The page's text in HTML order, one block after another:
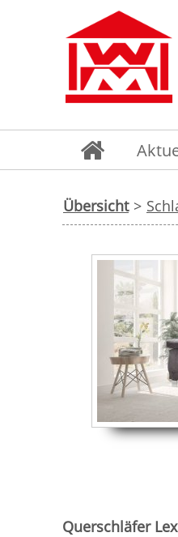
Übersicht >
Querschläfer